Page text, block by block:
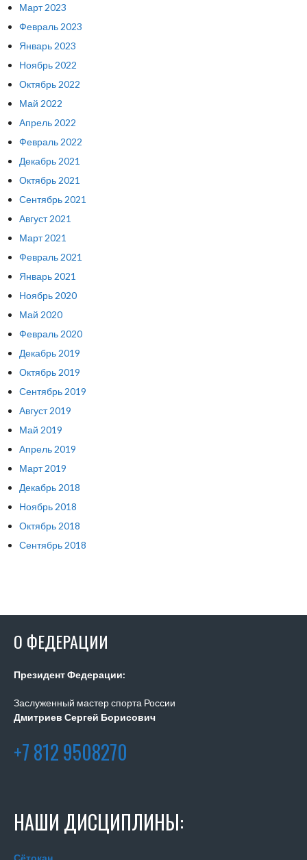
Март 2023
Февраль 2023
Январь 2023
Ноябрь 2022
Октябрь 2022
Май 2022
Апрель 2022
Февраль 2022
Декабрь 2021
Октябрь 2021
Сентябрь 2021
Август 2021
Март 2021
Февраль 2021
Январь 2021
Ноябрь 2020
Май 2020
Февраль 2020
Декабрь 2019
Октябрь 2019
Сентябрь 2019
Август 2019
Май 2019
Апрель 2019
Март 2019
Декабрь 2018
Ноябрь 2018
Октябрь 2018
Сентябрь 2018
О ФЕДЕРАЦИИ
Президент Федерации:
Заслуженный мастер спорта России
Дмитриев Сергей Борисович
+7 812 9508270
НАШИ ДИСЦИПЛИНЫ:
Сётокан